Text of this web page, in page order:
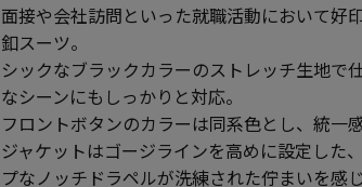
面接や会社訪問といった就職活動において好
釦スーツ。
シックなブラックカラーのストレッチ生地で
なシーンにもしっかりと対応。
フロントボタンのカラーは同系色とし、統一
ジャケットはゴージラインを高めに設定した
プなノッチドラペルが洗練された佇まいを感じ